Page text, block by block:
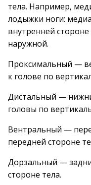
тела. Например,
лодыжки ноги:
внутренней
наружной.
Проксимальный —
к голове по
Дистальный —
головы по
Вентральный —
передней стороне
Дорзальный —
стороне тела.